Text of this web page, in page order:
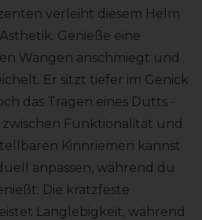
verleiht diesem Helm
Genieße eine
Wangen anschmiegt und
Er sitzt tiefer im Genick
das Tragen eines Dutts -
Funktionalität und
Kinnriemen kannst
anpassen, während du
Die kratzfeste
Langlebigkeit, während